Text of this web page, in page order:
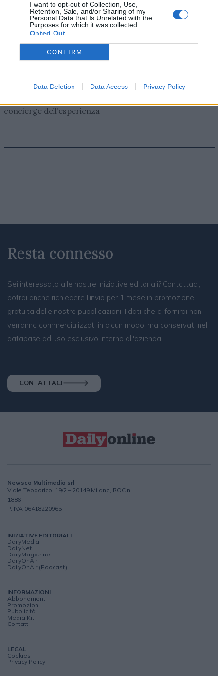
I want to opt-out of Collection, Use,
Retention, Sale, and/or Sharing of my
Personal Data that Is Unrelated with the
Purposes for which it was collected.
Opted Out
CONFIRM
Data Deletion Data Access Privacy Policy
Davide Sechi 31/07/2026
concierge dell’esperienza
Resta connesso
Sei interessato alle nostre iniziative editoriali? Contattaci,
potrai anche richiedere l’invio per 1 mese in promozione
gratuita delle nostre pubblicazioni. I dati che ci fornirai non
verranno commercializzati in alcun modo, ma conservati nel
database ad uso esclusivo interno all'azienda.
CONTATTACI
Newsco Multimedia srl
Viale Teodorico, 19/2 – 20149 Milano, ROC n.
1886
P. IVA 06418220965
INIZIATIVE EDITORIALI
DailyMedia
DailyNet
DailyMagazine
DailyOnAir
DailyOnAir (Podcast)
INFORMAZIONI
Abbonamenti
Promozioni
Pubblicità
Media Kit
Contatti
LEGAL
Cookies
Privacy Policy